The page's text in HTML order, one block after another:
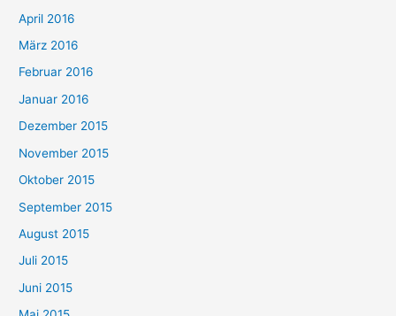
April 2016
März 2016
Februar 2016
Januar 2016
Dezember 2015
November 2015
Oktober 2015
September 2015
August 2015
Juli 2015
Juni 2015